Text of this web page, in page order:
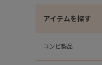
アイテムを探す
コンビ製品